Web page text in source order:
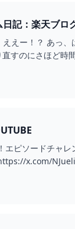
記：楽天ブロ
えー！？ あっ
すのにさほど時
ピソードチャ
https://x.com/